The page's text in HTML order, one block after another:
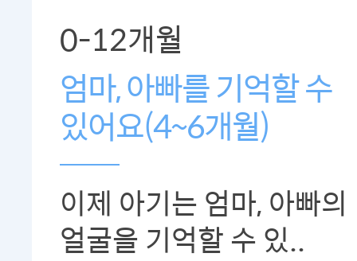
0-12개월
엄마, 아빠를 기억할 수
있어요(4~6개월)
이제 아기는 엄마, 아빠의
얼굴을 기억할 수 있..